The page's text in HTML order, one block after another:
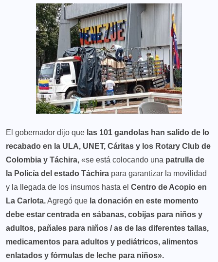
El gobernador dijo que las 101 gandolas han salido de lo
recabado en la ULA, UNET, Cáritas y los Rotary Club de
Colombia y Táchira, «se está colocando una patrulla de
la Policía del estado Táchira para garantizar la movilidad
y la llegada de los insumos hasta el Centro de Acopio en
La Carlota.Agregó que la donación en este momento
debe estar centrada en sábanas, cobijas para niños y
adultos, pañales para niños / as de las diferentes tallas,
medicamentos para adultos y pediátricos, alimentos
enlatados y fórmulas de leche para niños».